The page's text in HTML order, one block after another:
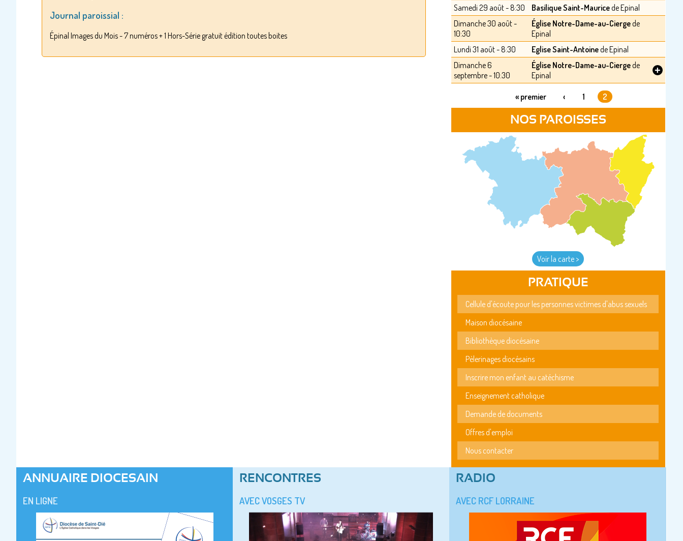
Journal paroissial :
Épinal Images du Mois - 7 numéros + 1 Hors-Série gratuit édition toutes boites
Samedi 29 août - 8:30
Basilique Saint-Mauricede Epinal
Dimanche 30 août -
10:30
Église Notre-Dame-au-Ciergede
Epinal
Lundi 31 août - 8:30
Eglise Saint-Antoinede Epinal
Dimanche 6
septembre - 10:30
Église Notre-Dame-au-Ciergede
Epinal
+
« premier ‹ 1 2
NOS PAROISSES
Voir la carte >
PRATIQUE
Cellule d'écoute pour les personnes victimes d'abus sexuels
Maison diocésaine
Bibliothèque diocésaine
Pèlerinages diocésains
Inscrire mon enfant au catéchisme
Enseignement catholique
Demande de documents
Offres d'emploi
Nous contacter
ANNUAIRE DIOCESAIN
EN LIGNE
RENCONTRES
AVEC VOSGES TV
RADIO
AVEC RCF LORRAINE